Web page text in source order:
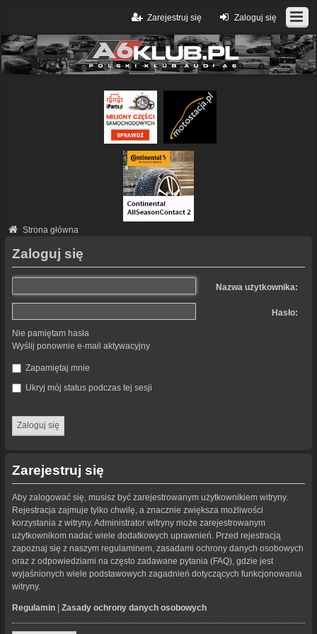
Zaloguj się
Zarejestruj się
Strona główna
Zaloguj się
Nazwa użytkownika:
Hasło:
Nie pamiętam hasła
Wyślij ponownie e-mail aktywacyjny
Zapamiętaj mnie
Ukryj mój status podczas tej sesji
Zarejestruj się
Aby zalogować się, musisz być zarejestrowanym użytkownikiem witryny.
Rejestracja zajmuje tylko chwilę, a znacznie zwiększa możliwości
korzystania z witryny. Administrator witryny może zarejestrowanym
użytkownikom nadać wiele dodatkowych uprawnień. Przed rejestracją
zapoznaj się z naszym regulaminem, zasadami ochrony danych osobowych
oraz z odpowiedziami na często zadawane pytania (FAQ), gdzie jest
wyjaśnionych wiele podstawowych zagadnień dotyczących funkcjonowania
witryny.
Regulamin Zasady ochrony danych osobowych